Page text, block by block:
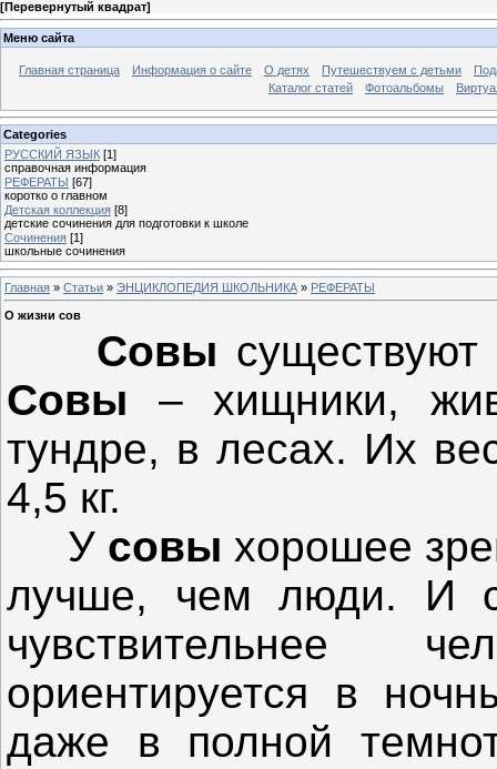
[Перевернутый квадрат]
Меню сайта
Главная страница Информация о сайте О детях Путешествуем с детьми
Каталог статей
Фотоальбомы
Categories
РУССКИЙ ЯЗЫК [1]
справочная информация
РЕФЕРАТЫ [67]
коротко о главном
Детская коллекция [8]
детские сочинения для подготовки к школе
Сочинения [1]
школьные сочинения
Главная » Статьи » ЭНЦИКЛОПЕДИЯ ШКОЛЬНИКА » РЕФЕРАТЫ
О жизни сов
Совы
Совы – хищники,
тундре, в лесах. Их
4,5 кг.
У совы хорошее
лучше, чем люди. И
чувствительнее
ориентируется в
даже в полной